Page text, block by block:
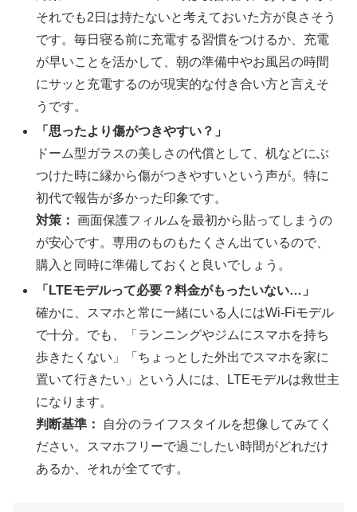
それでも2日は持たないと考えておいた方が良さそう
です。毎日寝る前に充電する習慣をつけるか、充電
が早いことを活かして、朝の準備中やお風呂の時間
にサッと充電するのが現実的な付き合い方と言えそ
うです。
「思ったより傷がつきやすい？」
ドーム型ガラスの美しさの代償として、机などにぶ
つけた時に縁から傷がつきやすいという声が。特に
初代で報告が多かった印象です。
対策： 画面保護フィルムを最初から貼ってしまうの
が安心です。専用のものもたくさん出ているので、
購入と同時に準備しておくと良いでしょう。
「LTEモデルって必要？料金がもったいない…」
確かに、スマホと常に一緒にいる人にはWi-Fiモデル
で十分。でも、「ランニングやジムにスマホを持ち
歩きたくない」「ちょっとした外出でスマホを家に
置いて行きたい」という人には、LTEモデルは救世主
になります。
判断基準：
自分のライフスタイルを想像してみてく
ださい。スマホフリーで過ごしたい時間がどれだけ
あるか、それが全てです。